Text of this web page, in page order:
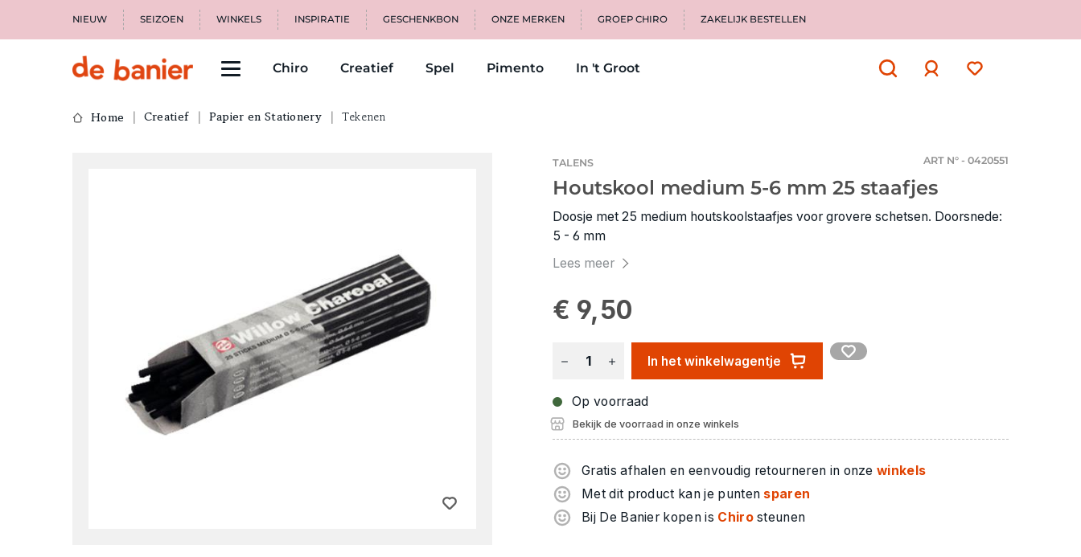
NIEUW SEIZOEN WINKELS INSPIRATIE GESCHENKBON ONZE MERKEN GROEP CHIRO ZAKELIJK BESTELLEN
Chiro Creatief Spel Pimento In 't Groot
Home Creatief Papier en Stationery Tekenen
TALENS ART N° - 0420551
Houtskool medium 5-6 mm 25 staafjes
Doosje met 25 medium houtskoolstaafjes voor grovere schetsen. Doorsnede:
5 - 6 mm
Lees meer
€ 9,50
In het winkelwagentje
Op voorraad
Bekijk de voorraad in onze winkels
Gratis afhalen en eenvoudig retourneren in onzewinkels
Met dit product kan je punten sparen
Bij De Banier kopen is Chirosteunen